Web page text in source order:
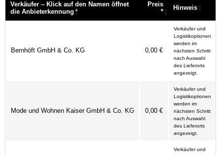
Verkäufer – Klick auf den Namen öffnet
die Anbieterkennung
Preis
*
Hinweis
Bernhöft GmbH & Co. KG 0,00 €
Verkäufer und
Logistikoptionen
werden im
nächsten Schritt
nach Auswahl
des Lieferorts
angezeigt.
Mode und Wohnen Kaiser GmbH & Co. KG 0,00 €
Verkäufer und
Logistikoptionen
werden im
nächsten Schritt
nach Auswahl
des Lieferorts
angezeigt.
Verkäufer und